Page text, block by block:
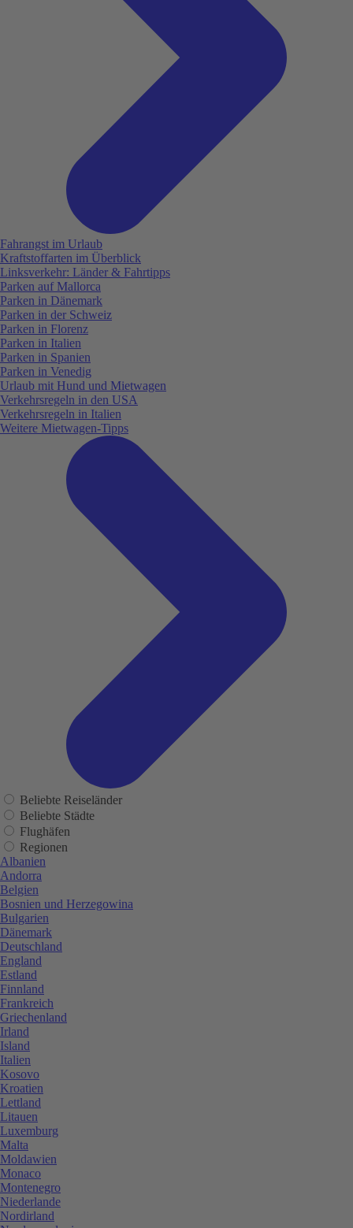
Fahrangst im Urlaub
Kraftstoffarten im Überblick
Linksverkehr: Länder & Fahrtipps
Parken auf Mallorca
Parken in Dänemark
Parken in der Schweiz
Parken in Florenz
Parken in Italien
Parken in Spanien
Parken in Venedig
Urlaub mit Hund und Mietwagen
Verkehrsregeln in den USA
Verkehrsregeln in Italien
Weitere Mietwagen-Tipps
Beliebte Reiseländer
Beliebte Städte
Flughäfen
Regionen
Albanien
Andorra
Belgien
Bosnien und Herzegowina
Bulgarien
Dänemark
Deutschland
England
Estland
Finnland
Frankreich
Griechenland
Irland
Island
Italien
Kosovo
Kroatien
Lettland
Litauen
Luxemburg
Malta
Moldawien
Monaco
Montenegro
Niederlande
Nordirland